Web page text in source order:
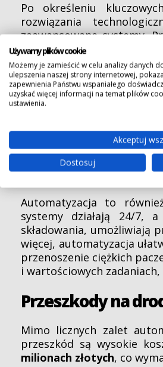
Po określeniu
rozwiązania
zaawansowane systemy.
która obsługuje palety
rozwiązania zwiększa
klientów w krótszym czasie.
Korzyści
Automatyzacja
pracować
przyspiesza realizację
które zapewniają płynny
Automatyzacja to
systemy działają 24/7,
składowania, umożliwiają
więcej, automatyzacja
przenoszenie ciężkich
i wartościowych
Przeszkody na
Mimo licznych zalet
przeszkód są wysokie
milionach złotych, co
Używamy plików cookie
Możemy je zamieścić w celu analizy danych
ulepszenia naszej strony internetowej,
zapewnienia Państwu wspaniałego
uzyskać więcej informacji na temat plików
ustawienia.
Akceptuj
Dostosuj